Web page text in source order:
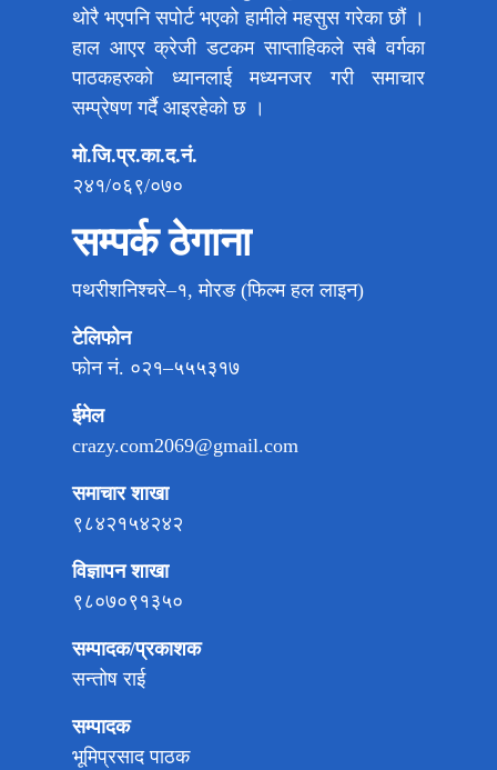
थोरै भएपनि सपोर्ट भएको हामीले महसुस गरेका छौं ।
हाल आएर क्रेजी डटकम साप्ताहिकले सबै वर्गका
पाठकहरुको ध्यानलाई मध्यनजर गरी समाचार
सम्प्रेषण गर्दै आइरहेको छ ।
मो.जि.प्र.का.द.नं.
२४१/०६९/०७०
सम्पर्क ठेगाना
पथरीशनिश्चरे–१, मोरङ (फिल्म हल लाइन)
टेलिफोन
फोन नं. ०२१–५५५३१७
ईमेल
crazy.com2069@gmail.com
समाचार शाखा
९८४२१५४२४२
विज्ञापन शाखा
९८०७०९१३५०
सम्पादक/प्रकाशक
सन्तोष राई
सम्पादक
भूमिप्रसाद पाठक